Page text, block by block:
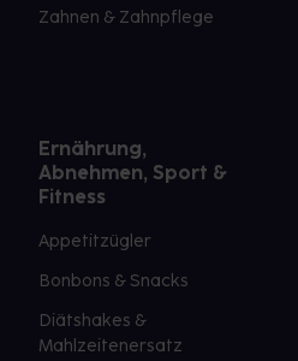
Zahnen & Zahnpflege
Ernährung,
Abnehmen, Sport &
Fitness
Appetitzügler
Bonbons & Snacks
Diätshakes &
Mahlzeitenersatz